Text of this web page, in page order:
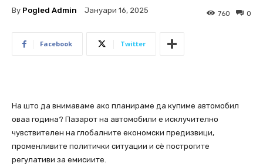
By Pogled Admin Јануари 16, 2025 0
760
Facebook Twitter
На што да внимаваме ако планираме да купиме автомобил
оваа година? Пазарот на автомобили е исклучително
чувствителен на глобалните економски предизвици,
променливите политички ситуации и сè построгите
регулативи за емисиите.